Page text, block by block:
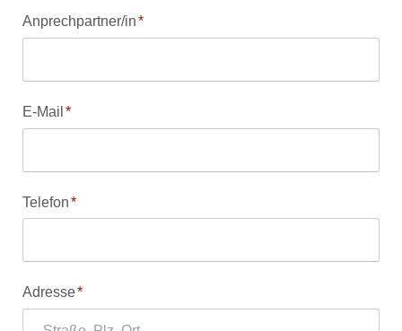
Pflichtfeld
Anprechpartner/in*
Pflichtfeld
E-Mail*
Pflichtfeld
Telefon*
Pflichtfeld
Adresse*